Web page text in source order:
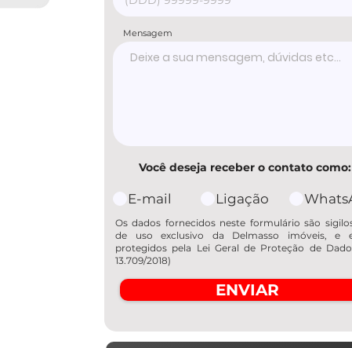
Mensagem
Você deseja receber o contato como:
E-mail Ligação
Os dados fornecidos neste formulário são
de uso exclusivo da Delmasso imóveis, e
protegidos pela Lei Geral de Proteção de
13.709/2018)
ENVIAR